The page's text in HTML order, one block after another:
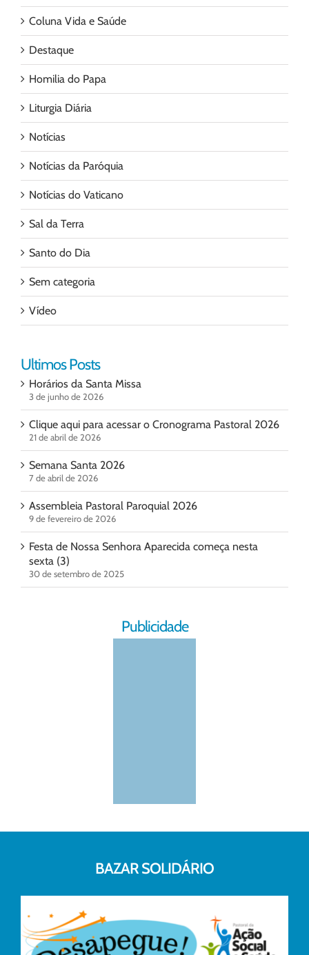
Coluna Vida e Saúde
Destaque
Homilia do Papa
Liturgia Diária
Notícias
Notícias da Paróquia
Notícias do Vaticano
Sal da Terra
Santo do Dia
Sem categoria
Vídeo
Ultimos Posts
Horários da Santa Missa
3 de junho de 2026
Clique aqui para acessar o Cronograma Pastoral 2026
21 de abril de 2026
Semana Santa 2026
7 de abril de 2026
Assembleia Pastoral Paroquial 2026
9 de fevereiro de 2026
Festa de Nossa Senhora Aparecida começa nesta
sexta (3)
30 de setembro de 2025
Publicidade
BAZAR SOLIDÁRIO